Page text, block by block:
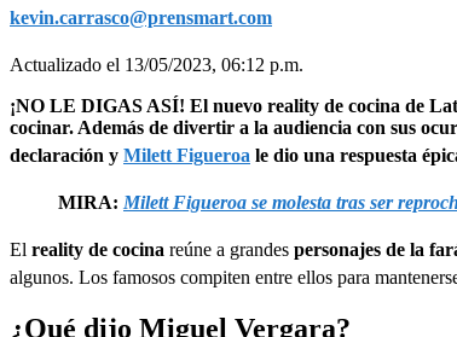
kevin.carrasco@prensmart.com
Actualizado el 13/05/2023, 06:12 p.m.
¡NO LE DIGAS ASÍ! El nuevo reality de cocina de
cocinar. Además de divertir a la audiencia con sus
declaración y Milett Figueroa le dio una respuesta
MIRA: Milett Figueroa se molesta tras ser
El reality de cocina reúne a grandes personajes de la
algunos. Los famosos compiten entre ellos para
¿Qué dijo Miguel Vergara?